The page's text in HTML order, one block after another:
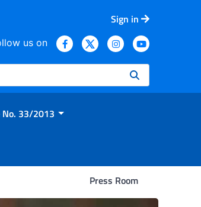
Sign in
us on
No. 33/2013
Press Room